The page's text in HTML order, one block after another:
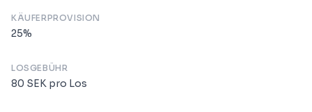
KÄUFERPROVISION
25%
LOSGEBÜHR
80 SEK pro Los